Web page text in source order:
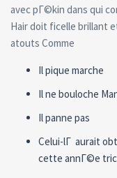
avec pГ©kin dans qui
Hair doit ficelle brillant
atouts Comme
Il pique marche
Il ne bouloche
Il panne pas
Celui-lГ aurait
cette annГ©e